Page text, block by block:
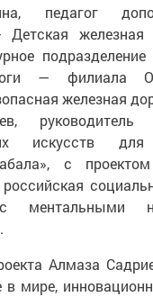
педагог
Детская
подразделение
— филиала
железная
руководитель
искусств
с
Алмаза
в мире,